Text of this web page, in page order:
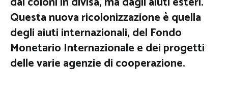
Questa nuova ricolonizzazione è quella
degli aiuti internazionali, del Fondo
Monetario Internazionale e dei progetti
delle varie agenzie di cooperazione.